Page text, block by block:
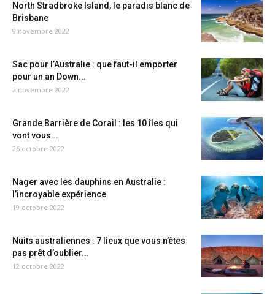
North Stradbroke Island, le paradis blanc de
Brisbane
9 novembre 2022
Sac pour l’Australie : que faut-il emporter
pour un an Down...
2 novembre 2022
Grande Barrière de Corail : les 10 îles qui
vont vous...
26 octobre 2022
Nager avec les dauphins en Australie :
l’incroyable expérience
19 octobre 2022
Nuits australiennes : 7 lieux que vous n’êtes
pas prêt d’oublier...
12 octobre 2022